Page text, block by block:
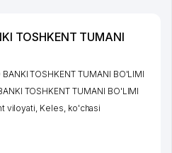
TOSHKENT TUMANI
TOSHKENT TUMANI BO'LIMI
TOSHKENT TUMANI BO'LIMI
viloyati Keles ko'chasi